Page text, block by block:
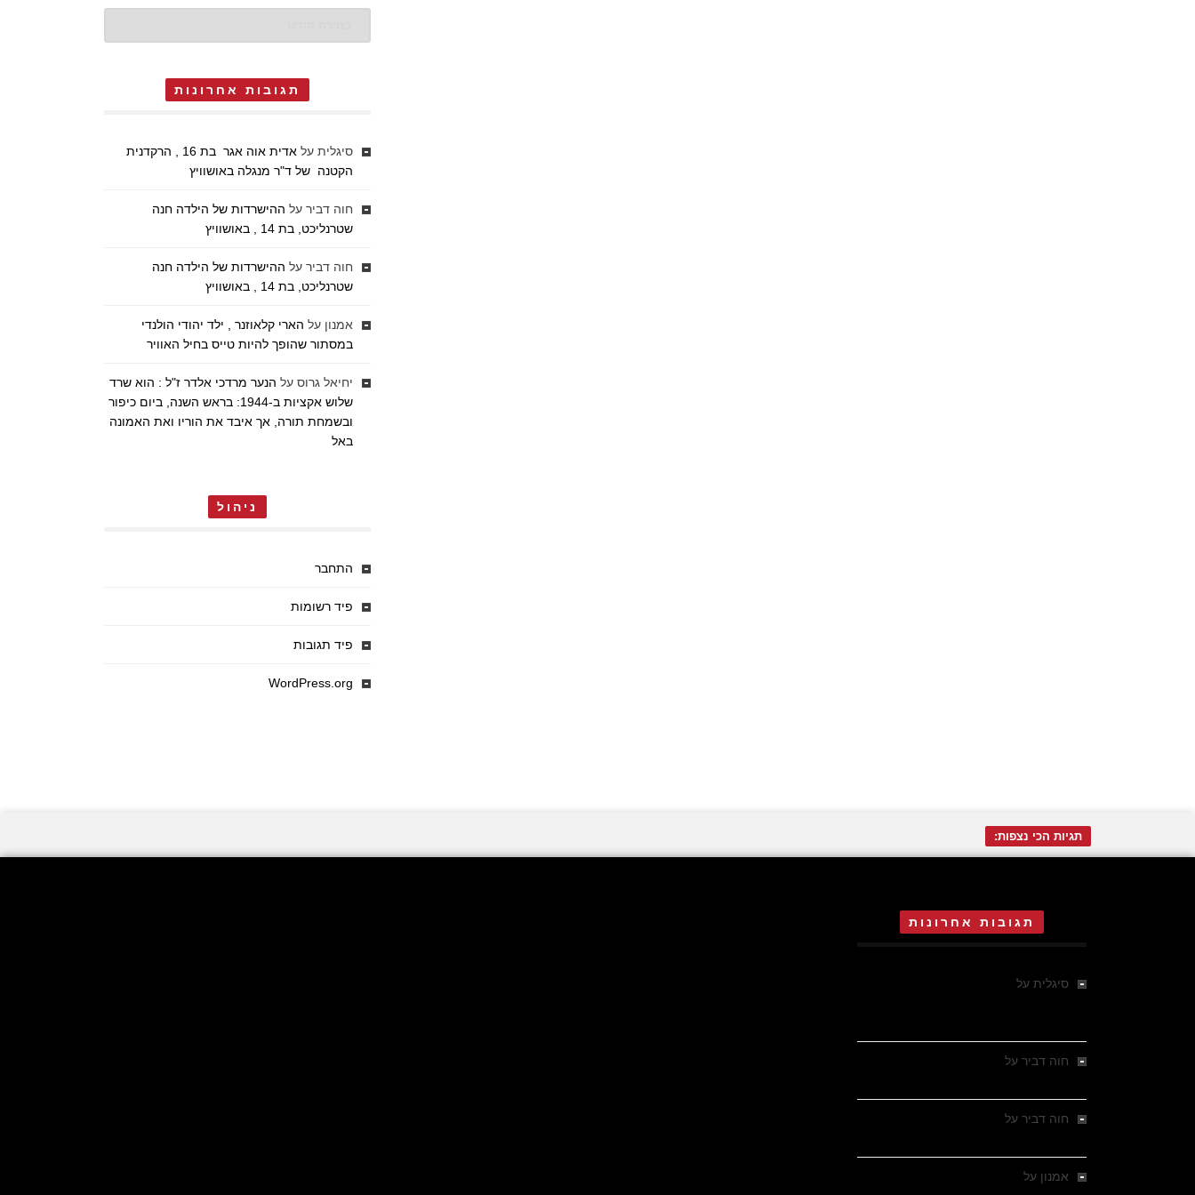
תגובות אחרונות
סיגלית על
אדית אוה אגר בת 16 , הרקדנית
הקטנה של ד"ר מנגלה באושוויץ
חוה דביר על ההישרדות של הילדה חנה
שטרנליכט, בת 14 , באושוויץ
חוה דביר על ההישרדות של הילדה חנה
שטרנליכט, בת 14 , באושוויץ
אמנון על הארי קלאוזנר , ילד יהודי הולנדי
במסתור שהופך להיות טייס בחיל האוויר
יחיאל גרוס על הנער מרדכי אלדר ז"ל : הוא שרד
שלוש אקציות ב-1944: בראש השנה, ביום כיפור
ובשמחת תורה, אך איבד את הוריו ואת האמונה
באל
ניהול
התחבר
פיד רשומות
פיד תגובות
WordPress.org
תגיות הכי נצפות:
תגובות אחרונות
סיגלית על
חוה דביר על
חוה דביר על
אמנון על